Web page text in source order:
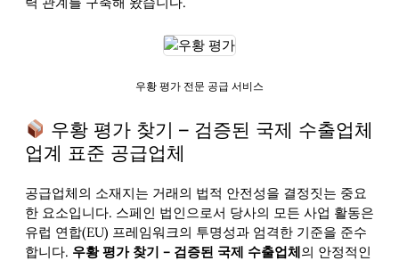
우황 평가 전문 공급 서비스
우황 평가 찾기 – 검증된 국제 수출업체
업계 표준 공급업체
공급업체의 소재지는 거래의 법적 안전성을 결정짓는 중요
한 요소입니다. 스페인 법인으로서 당사의 모든 사업 활동은
유럽 연합(EU) 프레임워크의 투명성과 엄격한 기준을 준수
합니다. 우황 평가 찾기 – 검증된 국제 수출업체의 안정적인